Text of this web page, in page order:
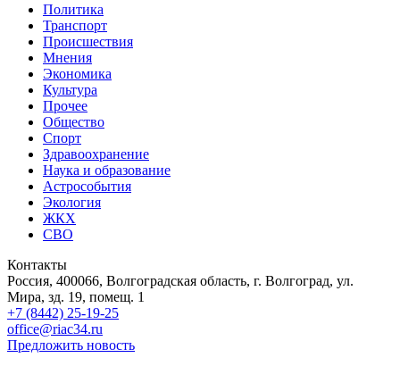
Политика
Транспорт
Происшествия
Мнения
Экономика
Культура
Прочее
Общество
Спорт
Здравоохранение
Наука и образование
Астрособытия
Экология
ЖКХ
СВО
Контакты
Россия, 400066, Волгоградская область, г. Волгоград, ул.
Мира, зд. 19, помещ. 1
+7 (8442) 25-19-25
office@riac34.ru
Предложить новость